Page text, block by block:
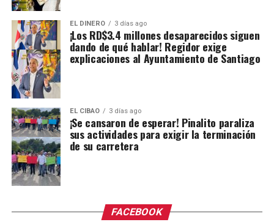
EL DINERO 3 días ago
¡Los RD$3.4 millones desaparecidos siguen
dando de qué hablar! Regidor exige
explicaciones al Ayuntamiento de Santiago
EL CIBAO 3 días ago
¡Se cansaron de esperar! Pinalito paraliza
sus actividades para exigir la terminación
de su carretera
FACEBOOK